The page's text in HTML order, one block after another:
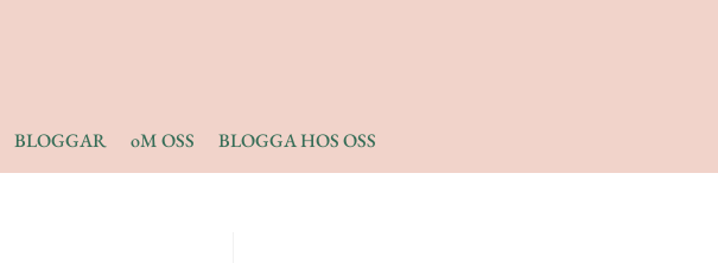
BLOGGAR oM OSS BLOGGA HOS OSS